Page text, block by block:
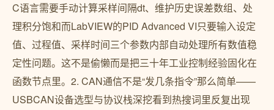
C语言需要手动计算采样间隔dt、维护历史误差数组、处
理积分饱和而LabVIEW的PID Advanced VI只要输入设定
值、过程值、采样时间三个参数内部自动处理所有数值稳
定性问题。这不是偷懒而是把三十年工业控制经验固化在
函数节点里。2. CAN通信不是“发几条指令”那么简单——
USBCAN设备选型与协议栈深挖看到热搜词里反复出现